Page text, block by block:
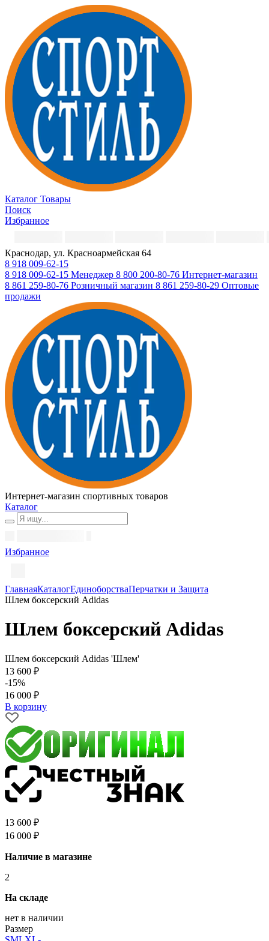
Каталог Товары
Поиск
Избранное
Краснодар, ул. Красноармейская 64
8 918 009-62-15
8 918 009-62-15 Менеджер 8 800 200-80-76 Интернет-магазин
8 861 259-80-76 Розничный магазин 8 861 259-80-29 Оптовые
продажи
Интернет-магазин спортивных товаров
Каталог
Избранное
ГлавнаяКаталогЕдиноборстваПерчатки и Защита
Шлем боксерский Adidas
Шлем боксерский Adidas
Шлем боксерский Adidas 'Шлем'
13 600 ₽
-15%
16 000 ₽
В корзину
13 600 ₽
16 000 ₽
Наличие в магазине
2
На складе
нет в наличии
Размер